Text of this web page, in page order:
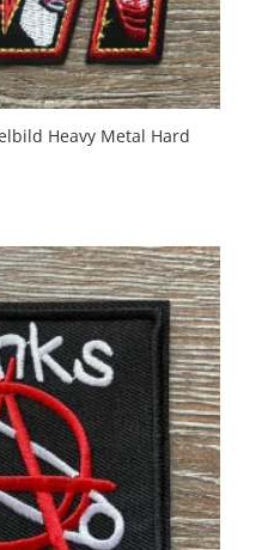
Heavy Metal Hard